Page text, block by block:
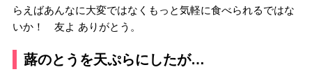
らえばあんなに大変ではなくもっと気軽に食べられるではな
いか！ 友よ ありがとう。
蕗のとうを天ぷらにしたが…